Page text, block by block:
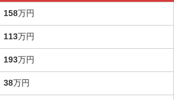
158万円
113万円
193万円
38万円